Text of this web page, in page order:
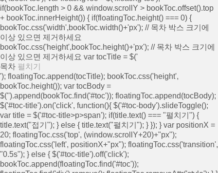
if(bookToc.length > 0 && window.scrollY > bookToc.offset().top
+ bookToc.innerHeight()) { if(floatingToc.height() === 0) {
bookToc.css('width',bookToc.width()+'px'); // 목차 박스 크기에
이상 있으면 제거하세요
bookToc.css('height',bookToc.height()+'px'); // 목차 박스 크기에
이상 있으면 제거하세요 var tocTitle = $('
목차 펼치기
'); floatingToc.append(tocTitle); bookToc.css('height',
bookToc.height()); var tocBody =
$('').append(bookToc.find('#toc')); floatingToc.append(tocBody);
$('#toc-title').on('click', function(){ $('#toc-body').slideToggle();
var title = $('#toc-title>p>span'); if(title.text() === "펼치기") {
title.text("접기"); } else { title.text("펼치기"); } }); } var positionX =
20; floatingToc.css('top', (window.scrollY+20)+"px");
floatingToc.css('left', positionX+"px"); floatingToc.css('transition',
"0.5s"); } else { $('#toc-title').off('click');
bookToc.append(floatingToc.find('#toc'));